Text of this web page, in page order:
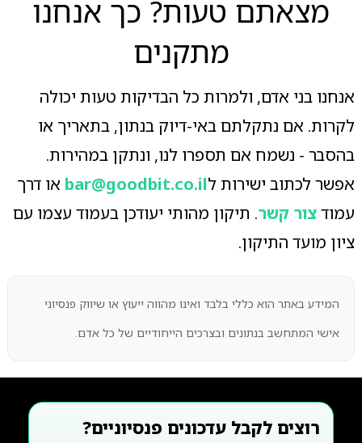
מצאתם טעות? כך אנחנו
מתקנים
אנחנו בני אדם, ולמרות כל הבדיקות טעות יכולה
לקרות. אם נתקלתם באי-דיוק בנתון, בתאריך או
בהסבר - נשמח אם תספרו לנו, ונתקן במהירות.
אפשר לכתוב ישירות לbar@goodbit.co.il או דרך
עמודצור קשר. תיקון מהותי יעודכן בעמוד עצמו עם
ציון מועד התיקון.
המידע באתר הוא כללי בלבד ואינו מהווה ייעוץ או שיווק פנסיוני
אישי המתחשב בנתונים ובצרכים הייחודיים של כל אדם.
רוצים לקבל עדכונים פנסיוניים?